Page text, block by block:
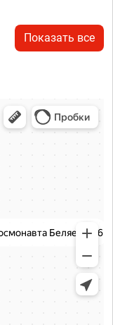
Показать все